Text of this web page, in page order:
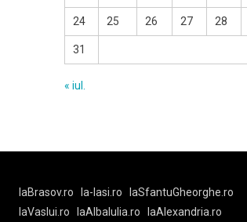
24 25 26 27 28
31
« iul.
laBrasov.ro la-Iasi.ro
laSfantuGheorghe.ro
laVaslui.ro
laAlbaIulia.ro laAlexandria.ro